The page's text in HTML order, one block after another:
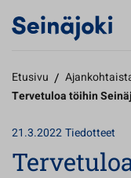
Etusivu /
Tervetuloa töihin
21.3.2022Tiedotteet